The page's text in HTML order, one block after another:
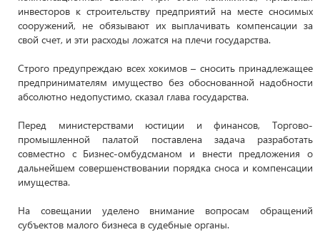
инвесторов к строительству предприятий на месте сносимых
сооружений, не обязывают их выплачивать компенсации за
свой счет, и эти расходы ложатся на плечи государства.
Строго предупреждаю всех хокимов – сносить принадлежащее
предпринимателям имущество без обоснованной надобности
абсолютно недопустимо, сказал глава государства.
Перед министерствами юстиции и финансов, Торгово-
промышленной палатой поставлена задача разработать
совместно с Бизнес-омбудсманом и внести предложения о
дальнейшем совершенствовании порядка сноса и компенсации
имущества.
На совещании уделено внимание вопросам обращений
субъектов малого бизнеса в судебные органы.